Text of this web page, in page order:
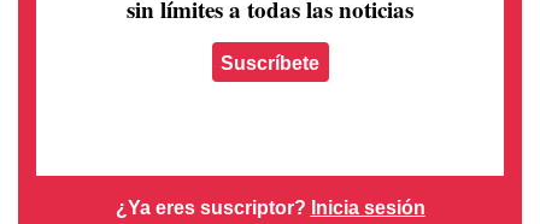
sin límites a todas las noticias
Suscríbete
¿Ya eres suscriptor? Inicia sesión